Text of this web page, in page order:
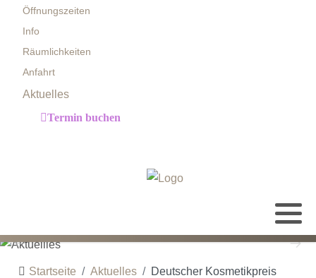
Öffnungszeiten
Info
Räumlichkeiten
Anfahrt
Aktuelles
Termin buchen
Startseite Aktuelles Deutscher Kosmetikpreis